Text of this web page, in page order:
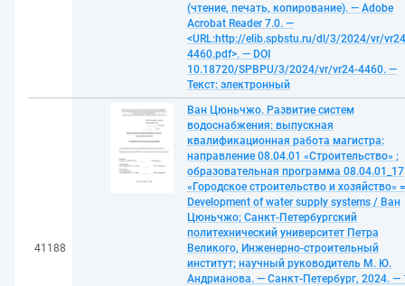
(чтение, печать, копирование). — Adobe
Acrobat Reader 7.0. —
<URL:http://elib.spbstu.ru/dl/3/2024/vr/
4460.pdf>. — DOI
10.18720/SPBPU/3/2024/vr/vr24-4460. —
Текст: электронный
41188
Ван Цюньчжо. Развитие систем
водоснабжения: выпускная
квалификационная работа магистра:
направление 08.04.01 «Строительство» ;
образовательная программа 08.04.01_17
«Городское строительство и хозяйство» =
Development of water supply systems / Ван
Цюньчжо; Санкт-Петербургский
политехнический университет Петра
Великого, Инженерно-строительный
институт; научный руководитель М. Ю.
Андрианова. — Санкт-Петербург, 2024. —